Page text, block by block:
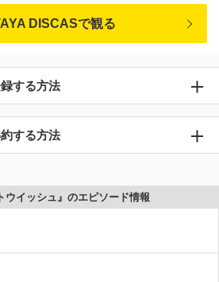
DISCASで観る
する方法
する方法
ウイッシュ』のエピソード情報